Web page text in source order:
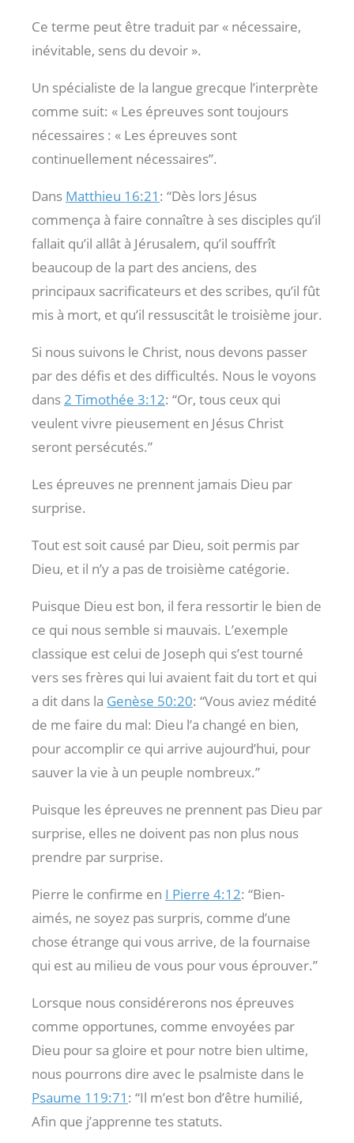
Ce terme peut être traduit par « nécessaire,
inévitable, sens du devoir ».
Un spécialiste de la langue grecque l’interprète
comme suit: « Les épreuves sont toujours
nécessaires : « Les épreuves sont
continuellement nécessaires”.
Dans Matthieu 16:21 : “Dès lors Jésus
commença à faire connaître à ses disciples qu’il
fallait qu’il allât à Jérusalem, qu’il souffrît
beaucoup de la part des anciens, des
principaux sacrificateurs et des scribes, qu’il fût
mis à mort, et qu’il ressuscitât le troisième jour.
Si nous suivons le Christ, nous devons passer
par des défis et des difficultés. Nous le voyons
dans2 Timothée 3:12: “Or, tous ceux qui
veulent vivre pieusement en Jésus Christ
seront persécutés.”
Les épreuves ne prennent jamais Dieu par
surprise.
Tout est soit causé par Dieu, soit permis par
Dieu, et il n’y a pas de troisième catégorie.
Puisque Dieu est bon, il fera ressortir le bien de
ce qui nous semble si mauvais. L’exemple
classique est celui de Joseph qui s’est tourné
vers ses frères qui lui avaient fait du tort et qui
a dit dans la Genèse 50:20: “Vous aviez médité
de me faire du mal: Dieu l’a changé en bien,
pour accomplir ce qui arrive aujourd’hui, pour
sauver la vie à un peuple nombreux.”
Puisque les épreuves ne prennent pas Dieu par
surprise, elles ne doivent pas non plus nous
prendre par surprise.
Pierre le confirme en I Pierre 4:12: “Bien-
aimés, ne soyez pas surpris, comme d’une
chose étrange qui vous arrive, de la fournaise
qui est au milieu de vous pour vous éprouver.”
Lorsque nous considérerons nos épreuves
comme opportunes, comme envoyées par
Dieu pour sa gloire et pour notre bien ultime,
nous pourrons dire avec le psalmiste dans le
Psaume 119:71 : “Il m’est bon d’être humilié,
Afin que j’apprenne tes statuts.